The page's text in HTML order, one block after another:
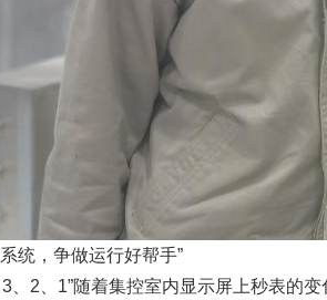
统，争做运行好帮手”
3、2、1”随着集控室内显示屏上秒表的